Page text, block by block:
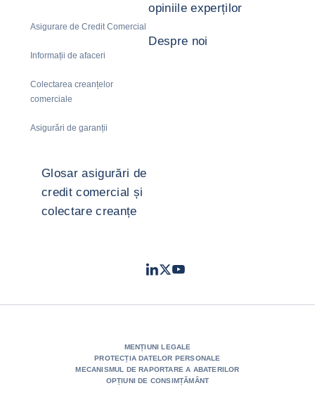
Asigurare de Credit Comercial
Informații de afaceri
Colectarea creanțelor
comerciale
Asigurări de garanții
opiniile experților
Despre noi
Glosar asigurări de
credit comercial și
colectare creanțe
LinkedIn
TwitterYoutube
MENȚIUNI LEGALE
PROTECȚIA DATELOR PERSONALE
MECANISMUL DE RAPORTARE A ABATERILOR
OPȚIUNI DE CONSIMȚĂMÂNT